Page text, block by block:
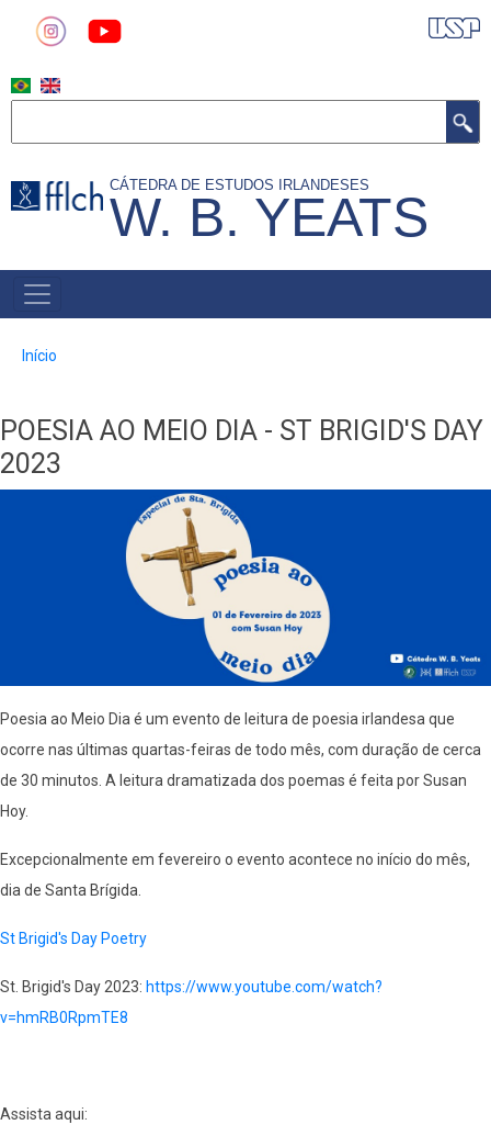
CÁTEDRA DE ESTUDOS IRLANDESES
W. B. YEATS
MAIN
NAVIGATION
Trilha
Início
POESIA AO MEIO DIA - ST BRIGID'S DAY
2023
Poesia ao Meio Dia é um evento de leitura de poesia irlandesa que
ocorre nas últimas quartas-feiras de todo mês, com duração de cerca
de 30 minutos. A leitura dramatizada dos poemas é feita por Susan
Hoy.
Excepcionalmente em fevereiro o evento acontece no início do mês,
dia de Santa Brígida.
St Brigid's Day Poetry
St. Brigid's Day 2023: https://www.youtube.com/watch?
v=hmRB0RpmTE8
Assista aqui: